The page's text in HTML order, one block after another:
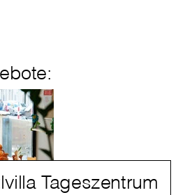
Tageszentrum